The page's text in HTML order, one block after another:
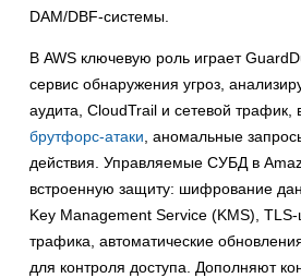
DAM/DBF-системы.
В AWS ключевую роль играет
сервис обнаружения угроз,
аудита, CloudTrail и сетевой
брутфорс-атаки , аномальные
действия. Управляемые СУБД в
встроенную защиту: шифрование
Key Management Service (KMS),
трафика, автоматические
для контроля доступа. Дополняют